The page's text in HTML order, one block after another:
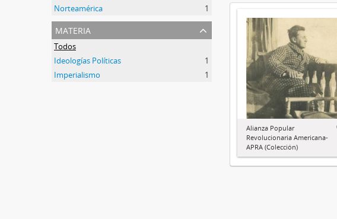
Norteamérica
1
materia
Todos
Ideologías Políticas
1
Imperialismo
1
Alianza Popular
Revolucionaria Americana-
APRA (Colección)